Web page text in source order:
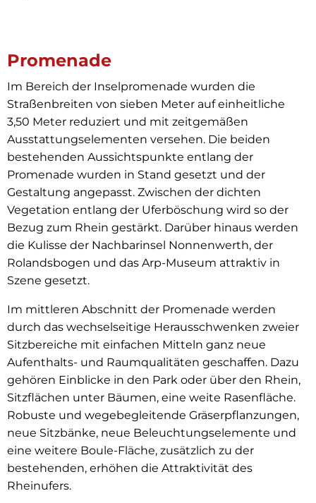
Promenade
Im Bereich der Inselpromenade wurden die
Straßenbreiten von sieben Meter auf einheitliche
3,50 Meter reduziert und mit zeitgemäßen
Ausstattungselementen versehen. Die beiden
bestehenden Aussichtspunkte entlang der
Promenade wurden in Stand gesetzt und der
Gestaltung angepasst. Zwischen der dichten
Vegetation entlang der Uferböschung wird so der
Bezug zum Rhein gestärkt. Darüber hinaus werden
die Kulisse der Nachbarinsel Nonnenwerth, der
Rolandsbogen und das Arp-Museum attraktiv in
Szene gesetzt.
Im mittleren Abschnitt der Promenade werden
durch das wechselseitige Herausschwenken zweier
Sitzbereiche mit einfachen Mitteln ganz neue
Aufenthalts- und Raumqualitäten geschaffen. Dazu
gehören Einblicke in den Park oder über den Rhein,
Sitzflächen unter Bäumen, eine weite Rasenfläche.
Robuste und wegebegleitende Gräserpflanzungen,
neue Sitzbänke, neue Beleuchtungselemente und
eine weitere Boule-Fläche, zusätzlich zu der
bestehenden, erhöhen die Attraktivität des
Rheinufers.